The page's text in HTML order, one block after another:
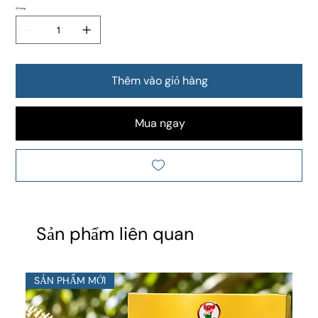
Số lượng
Thêm vào giỏ hàng
Mua ngay
Sản phẩm liên quan
SẢN PHẨM MỚI